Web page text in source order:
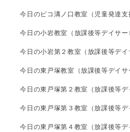
今日のピコ溝ノ口教室（児童発達支
今日の小岩教室（放課後等デイサー
今日の小岩第２教室（放課後等デイ
今日の東戸塚教室（放課後等デイサ
今日の東戸塚第２教室（放課後等デ
今日の東戸塚第３教室（放課後等デ
今日の東戸塚第４教室（放課後等デ